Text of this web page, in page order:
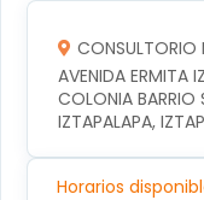
CONSULTORIO
AVENIDA ERMITA
COLONIA BARRIO
IZTAPALAPA,
Horarios